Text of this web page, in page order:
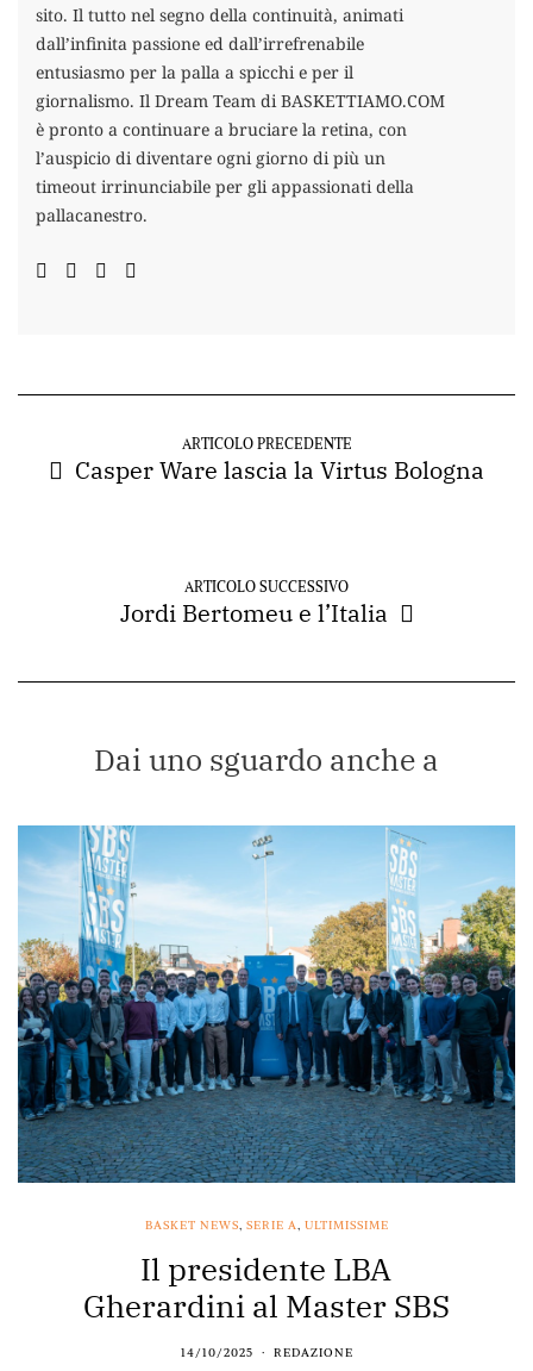
sito. Il tutto nel segno della continuità, animati
dall’infinita passione ed dall’irrefrenabile
entusiasmo per la palla a spicchi e per il
giornalismo. Il Dream Team di BASKETTIAMO.COM
è pronto a continuare a bruciare la retina, con
l’auspicio di diventare ogni giorno di più un
timeout irrinunciabile per gli appassionati della
pallacanestro.
ARTICOLO PRECEDENTE
Casper Ware lascia la Virtus Bologna
ARTICOLO SUCCESSIVO
Jordi Bertomeu e l’Italia
Dai uno sguardo anche a
BASKET NEWS, SERIE A, ULTIMISSIME
Il presidente LBA
Gherardini al Master SBS
14/10/2025 REDAZIONE